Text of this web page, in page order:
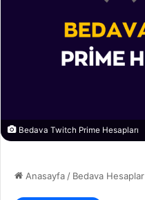
Bedava Twitch Prime Hesapları
Anasayfa/ Bedava Hesaplar